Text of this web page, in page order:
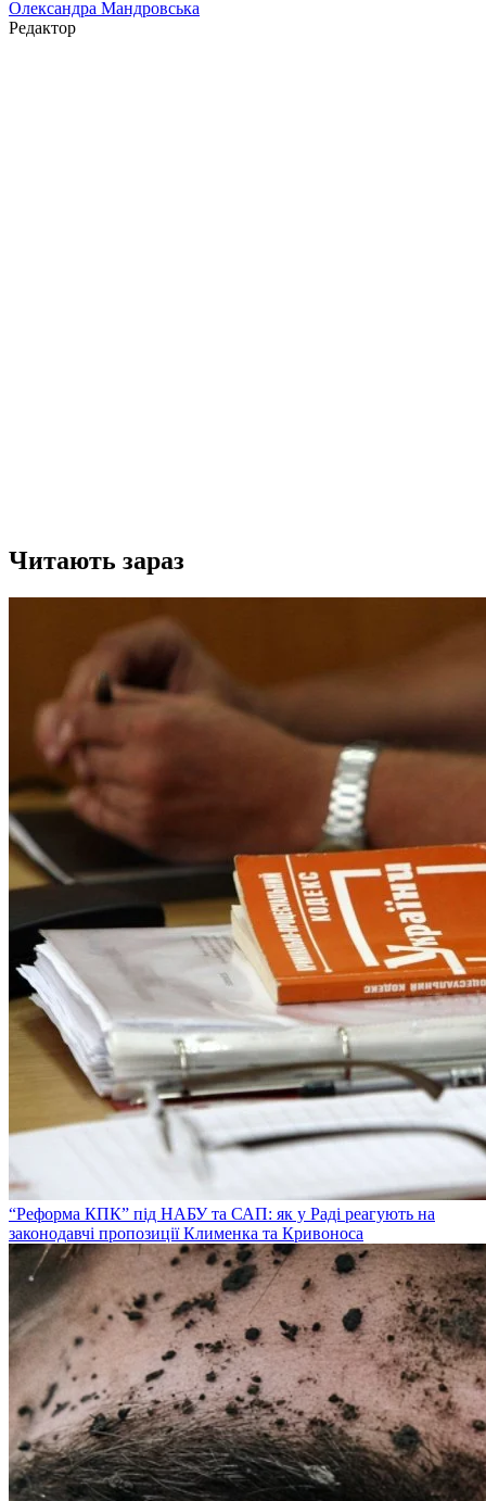
Олександра Мандровська
Редактор
Читають зараз
“Реформа КПК” під НАБУ та САП: як у Раді реагують на
законодавчі пропозиції Клименка та Кривоноса